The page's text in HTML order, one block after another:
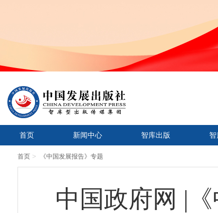
首页 新闻中心 智库出版
首页 > 《中国发展报告》专题
中国政府网 |